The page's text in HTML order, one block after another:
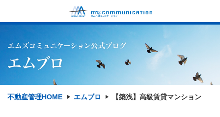
不動産管理HOME エムブロ 【築浅】高級賃貸マンション